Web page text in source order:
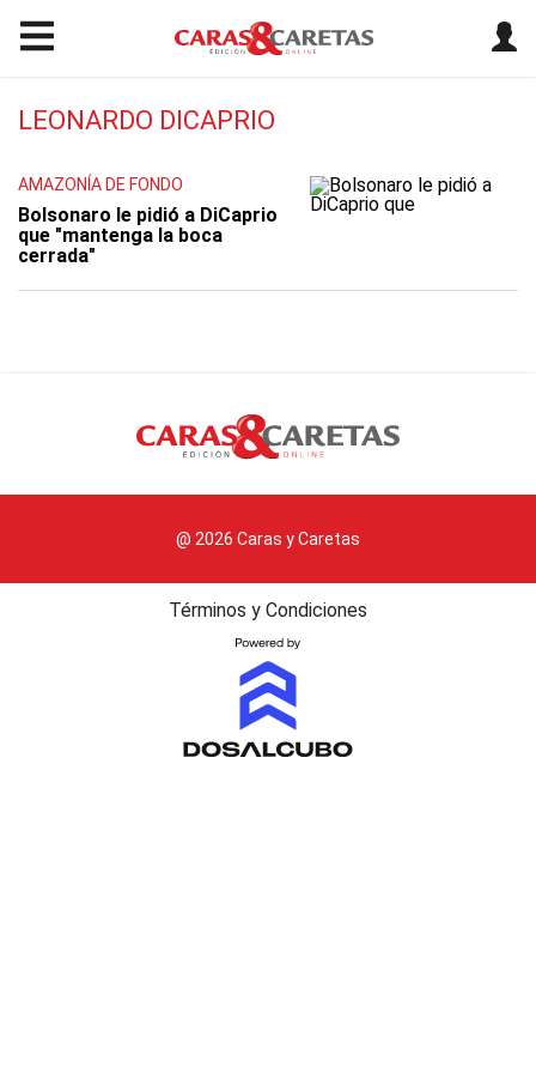
LEONARDO DICAPRIO
AMAZONÍA DE FONDO
Bolsonaro le pidió a DiCaprio
que "mantenga la boca
cerrada"
@ 2026 Caras y Caretas
Términos y Condiciones